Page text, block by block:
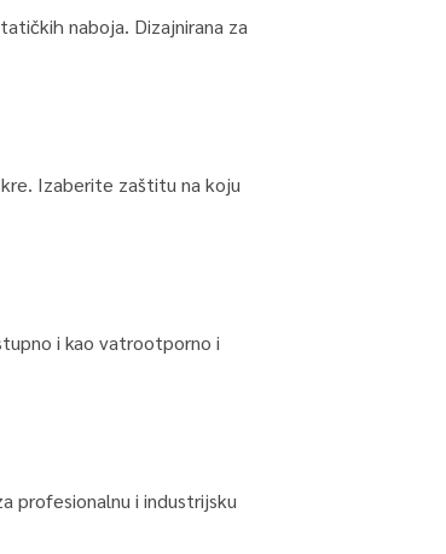
naboja. Dizajnirana za
Izaberite zaštitu na koju
i kao vatrootporno i
profesionalnu i industrijsku